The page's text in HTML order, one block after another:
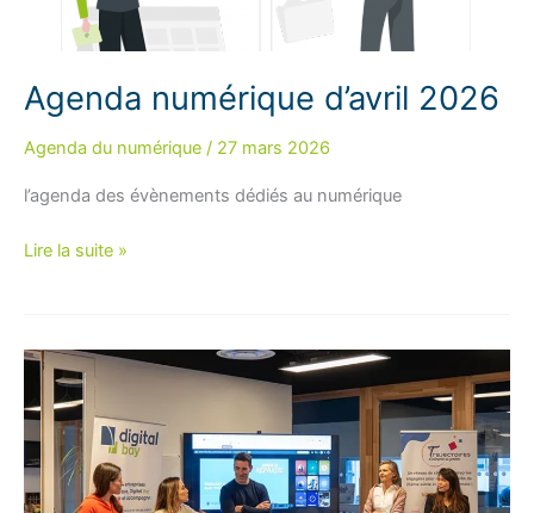
Agenda numérique d’avril 2026
Agenda du numérique / 27 mars 2026
l’agenda des évènements dédiés au numérique
Agenda
Lire la suite »